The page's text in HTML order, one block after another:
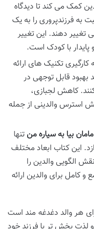
کمک می کند تا دیدگاه
به فرزندپروری را به یک
تغییر دهند. این تغییر
با کودک است.
کارگیری تکنیک های ارائه
بهبود قابل توجهی در
کاهش لجبازی،
استرس والدینی از جمله
مامان بیا به سیاره من تنها
این کتاب ابعاد مختلف
الگویی والدین را
برای والدین ارائه
هر والد دغدغه مند است